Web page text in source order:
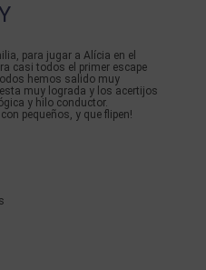
para jugar a Alícia en el
casi todos el primer escape
hemos salido muy
muy lograda y los acertijos
y hilo conductor.
pequeños, y que flipen!